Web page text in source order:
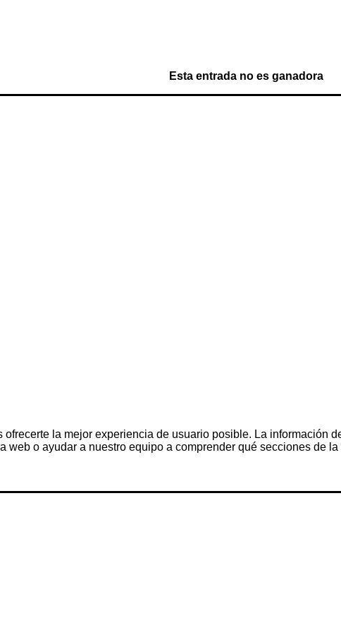
Esta entrada no es ganadora
la mejor experiencia de usuario posible. La información
web o ayudar a nuestro equipo a comprender qué secciones de